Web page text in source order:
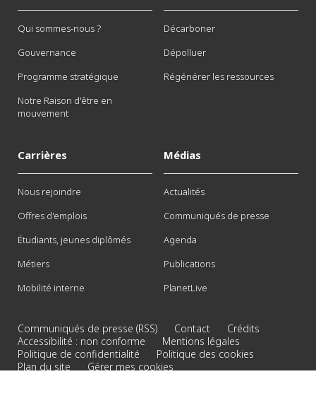
Qui sommes-nous ?
Gouvernance
Programme stratégique
Notre Raison d'être en
mouvement
Décarboner
Dépolluer
Régénérer les ressources
Carrières
Nous rejoindre
Offres d'emplois
Étudiants, jeunes diplômés
Métiers
Mobilité interne
Médias
Actualités
Communiqués de presse
Agenda
Publications
PlanetLive
Communiqués de presse (RSS) Contact
Crédits
Accessibilité : non conforme
Mentions légales
Politique de confidentialité
Politique des cookies
Plan du site
Gérer mes cookies